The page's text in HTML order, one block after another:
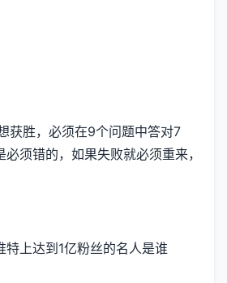
获胜，必须在9个问题中答对7
须错的，如果失败就必须重来，
特上达到1亿粉丝的名人是谁